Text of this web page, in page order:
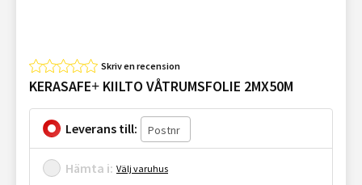
Skriv en recension
KERASAFE+ KIILTO VÅTRUMSFOLIE 2MX50M
Leverans till:
Hämta i: Välj varuhus